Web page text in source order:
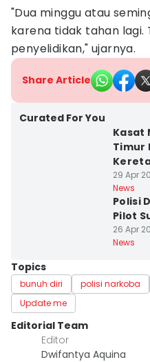
"Dua minggu atau
karena tidak tahan lagi.
penyelidikan," ujarnya.
Share Article
Curated For You
Kasat
Timur
29 Apr
News
Polisi
Pilot
26 Apr
News
Topics
bunuh diri polisi narkoba
Update me
Editorial Team
Editor
Dwifantya Aquina